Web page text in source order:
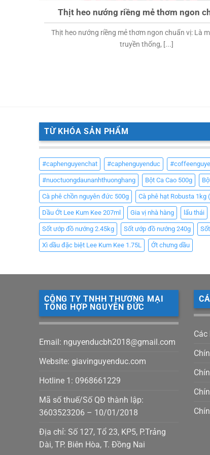
Thịt heo nướng riềng mẻ thơm ngon
Thịt heo nướng riềng mẻ thơm ngon chuẩn vị: Là
truyền thống, [...]
TỪ KHÓA SẢN PHẨM
#caphenguyenchat #caphenguyenduc
#nuoctuongdaunanhthuonghang Bột Ca Cao 500g
Cà phê chồn nguyên đức 500g Cà phê hạt Robusta 1kg
Dầu Ớt Lee Kum Kee 207ml Gia vị nhà hàng lẩu thái
Sốt ướp đồ nướng 2.45kg Sốt ướp đồ nướng 240g
Xì dầu đặc biệt Lee Kum Kee 1.75L Ớt chưng dầu
CÔNG TY TNHH THƯƠNG MẠI
TỔNG HỢP NGUYÊN ĐỨC
Email: nguyenducbh2018@gmail.com
Website: giavinguyenduc.com
Hotline 1: 0968661229
Mã số thuế/Số QĐ thành lập:
3603523206 – 10/01/2018
Địa chỉ: Số 127, Tổ 23, KP5, P.Trảng
Dài, TP. Biên Hòa, T. Đồng Nai